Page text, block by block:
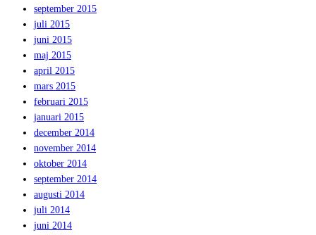
september 2015
juli 2015
juni 2015
maj 2015
april 2015
mars 2015
februari 2015
januari 2015
december 2014
november 2014
oktober 2014
september 2014
augusti 2014
juli 2014
juni 2014